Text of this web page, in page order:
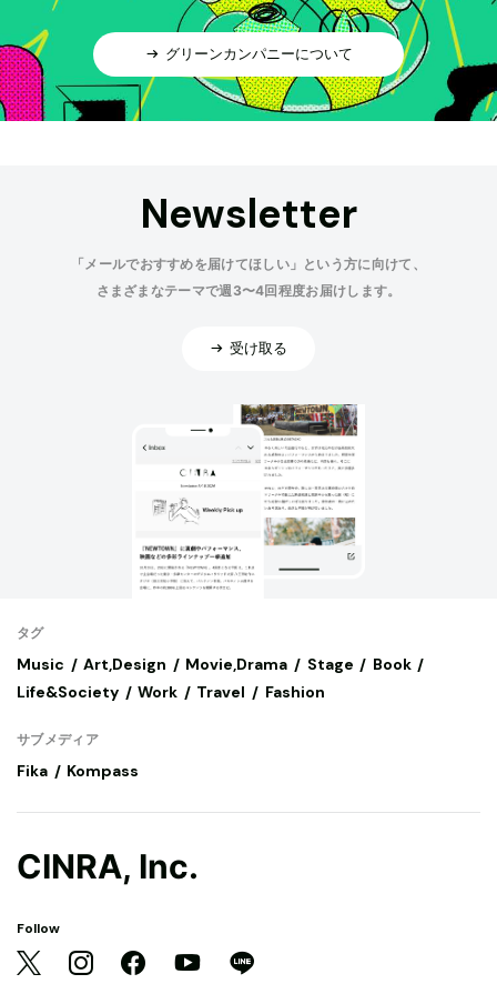
グリーンカンパニーについて
Newsletter
「メールでおすすめを届けてほしい」という方に向けて、
さまざまなテーマで週3〜4回程度お届けします。
受け取る
タグ
Music Art,Design Movie,Drama Stage
Book
Life&Society
Work Travel Fashion
サブメディア
Fika Kompass
CINRA, Inc.
Follow